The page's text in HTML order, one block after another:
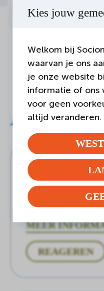
Andere
Samen
dingen
MEER
REAGEREN
Kies jouw
Welkom bij
waarvan je ons
je onze website
informatie of ons
voor geen
altijd veranderen.